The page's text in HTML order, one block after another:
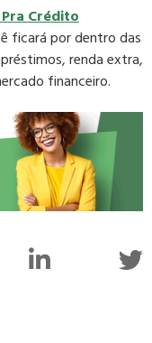
Crédito
ficará por dentro das
renda extra,
financeiro.